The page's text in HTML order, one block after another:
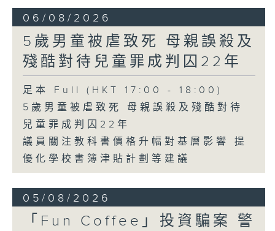
06/08/2026
5歲男童被虐致死 母親誤殺及
殘酷對待兒童罪成判囚22年
足本 Full (HKT 17:00 - 18:00)
5歲男童被虐致死 母親誤殺及殘酷對待
兒童罪成判囚22年
議員關注教科書價格升幅對基層影響 提
優化學校書簿津貼計劃等建議
05/08/2026
「Fun Coffee」投資騙案 警